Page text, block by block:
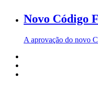
Novo Código
A aprovação do novo